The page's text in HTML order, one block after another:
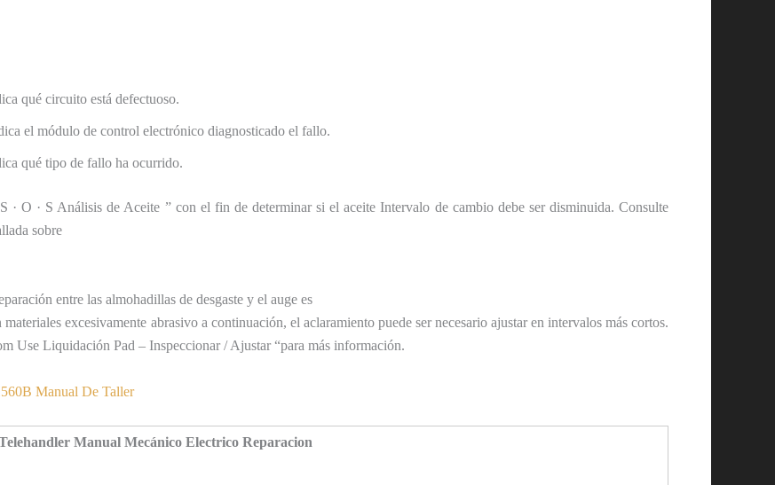
qué circuito está defectuoso.
el módulo de control electrónico diagnosticado el fallo.
qué tipo de fallo ha ocurrido.
O · S Análisis de Aceite ” con el fin de determinar si el aceite Intervalo de cambio debe ser disminuida. Consulte
sobre
entre las almohadillas de desgaste y el auge es
excesivamente abrasivo a continuación, el aclaramiento puede ser necesario ajustar en intervalos más cortos.
Use Liquidación Pad – Inspeccionar / Ajustar “para más información.
Manual De Taller
Manual Mecánico Electrico Reparacion